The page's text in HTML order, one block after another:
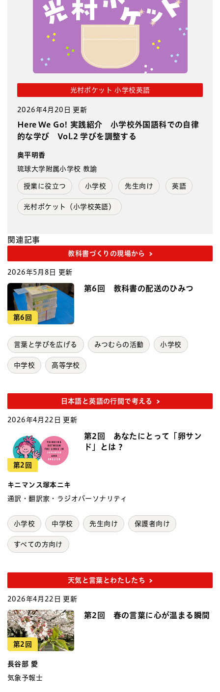
光村ポケット 小学校英語
2026年4月20日 更新
Here We Go! 実践紹介 小学校外国語科での自律
的な学び Vol.2 学びを調整する
奥平明香
琉球大学附属小学校 教諭
授業に役立つ 小学校 先生向け 英語
光村ポケット（小学校英語）
関連記事
教科書づくりの現場から
2026年5月8日 更新
第6回
第6回 教科書の配送のひみつ
言葉と学びを広げる みつむらの活動 小学校
中学校 高等学校
日本語と英語の行間で考える
2026年4月22日 更新
第2回
第2回 あなたにとって「卵サン
ド」とは？
キニマンス塚本ニキ
通訳・翻訳家・ラジオパーソナリティ
小学校 中学校 先生向け 保護者向け
すべての方向け
天気と言葉とわたしたち
2026年4月22日 更新
第2回
第2回 春の言葉に心が温まる瞬間
長谷部 愛
気象予報士